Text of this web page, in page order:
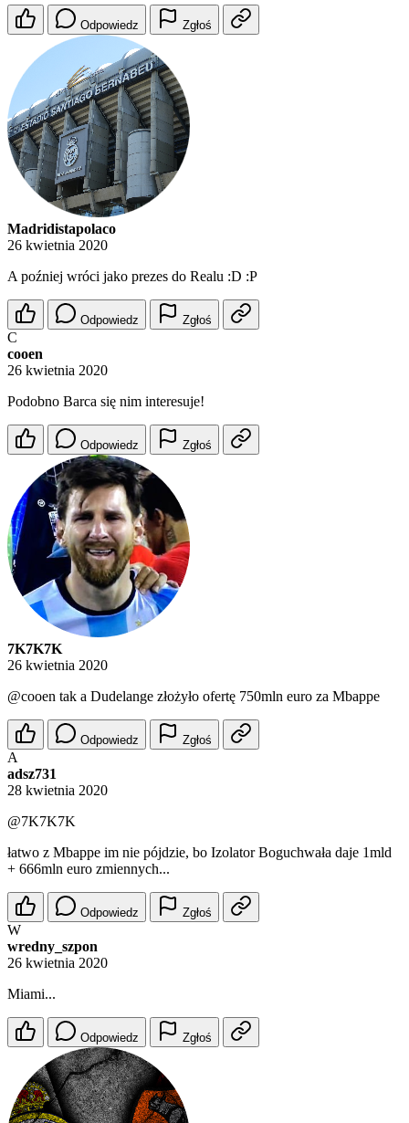
Odpowiedz Zgłoś
Madridistapolaco
26 kwietnia 2020
A poźniej wróci jako prezes do Realu :D :P
Odpowiedz Zgłoś
C
cooen
26 kwietnia 2020
Podobno Barca się nim interesuje!
Odpowiedz Zgłoś
7K7K7K
26 kwietnia 2020
@cooen tak a Dudelange złożyło ofertę 750mln euro za Mbappe
Odpowiedz Zgłoś
A
adsz731
28 kwietnia 2020
@7K7K7K
łatwo z Mbappe im nie pójdzie, bo Izolator Boguchwała daje 1mld
+ 666mln euro zmiennych...
Odpowiedz Zgłoś
W
wredny_szpon
26 kwietnia 2020
Miami...
Odpowiedz Zgłoś